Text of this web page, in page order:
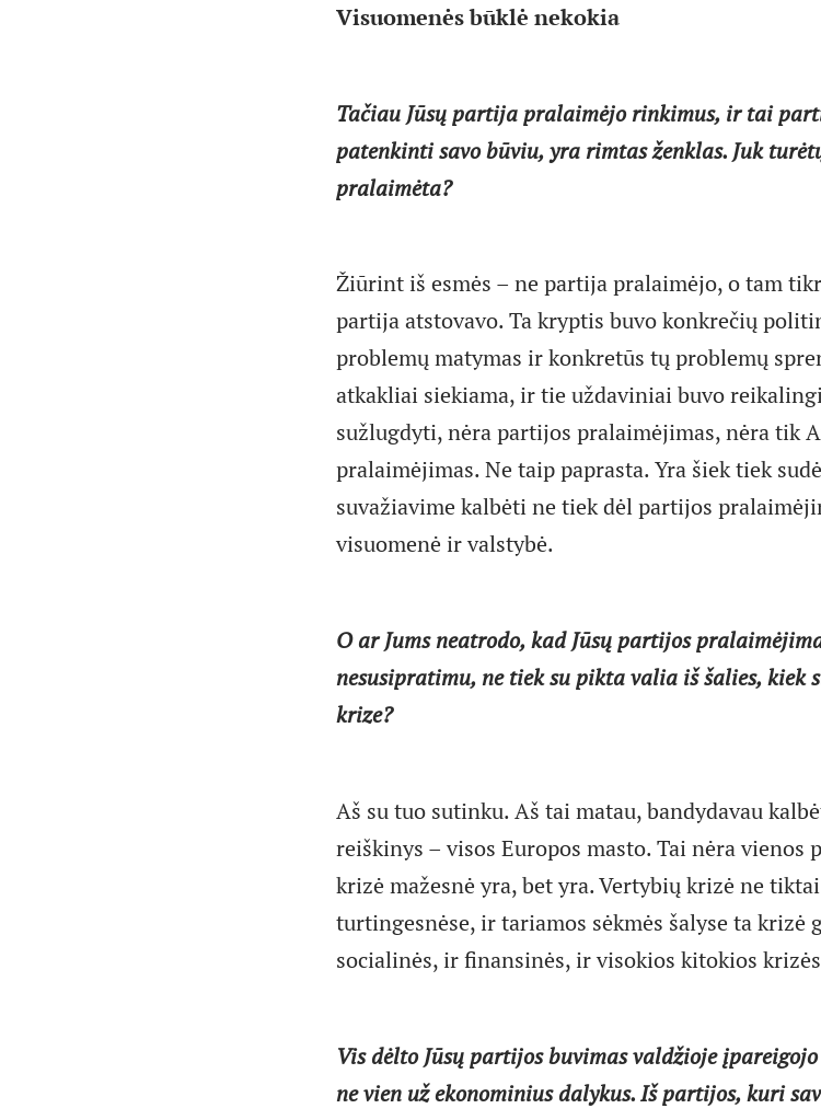
Visuomenės būklė nekokia
Tačiau Jūsų partija pralaimėjo rinkimus, ir tai
patenkinti savo būviu, yra rimtas ženklas. Juk
pralaimėta?
Žiūrint iš esmės – ne partija pralaimėjo, o tam
partija atstovavo. Ta kryptis buvo konkrečių
problemų matymas ir konkretūs tų problemų
atkakliai siekiama, ir tie uždaviniai buvo
sužlugdyti, nėra partijos pralaimėjimas, nėra tik
pralaimėjimas. Ne taip paprasta. Yra šiek tiek
suvažiavime kalbėti ne tiek dėl partijos
visuomenė ir valstybė.
O ar Jums neatrodo, kad Jūsų partijos
nesusipratimu, ne tiek su pikta valia iš šalies, kiek
krize?
Aš su tuo sutinku. Aš tai matau, bandydavau
reiškinys – visos Europos masto. Tai nėra
krizė mažesnė yra, bet yra. Vertybių krizė ne
turtingesnėse, ir tariamos sėkmės šalyse ta
socialinės, ir finansinės, ir visokios kitokios
Vis dėlto Jūsų partijos buvimas valdžioje
ne vien už ekonominius dalykus. Iš partijos, kuri